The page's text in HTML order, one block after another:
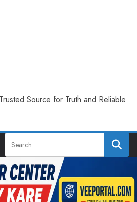
Source for Truth and Reliable